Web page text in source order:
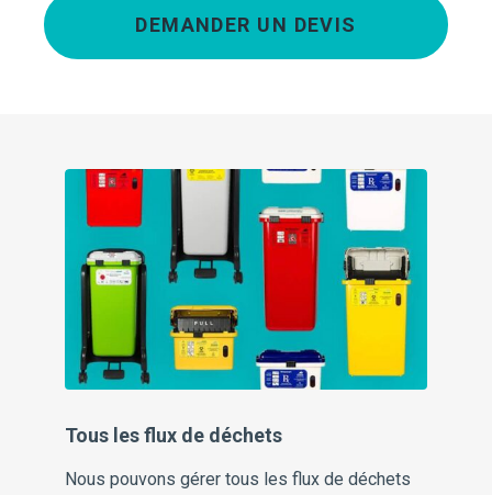
DEMANDER UN DEVIS
Tous les flux de déchets
Nous pouvons gérer tous les flux de déchets